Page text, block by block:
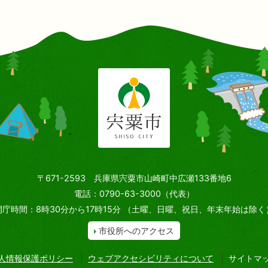
〒671-2593 兵庫県宍粟市山崎町中広瀬133番地6
電話：0790-63-3000（代表）
庁時間：8時30分から17時15分
（土曜、日曜、祝日、年末年始は除く
市役所へのアクセス
情報保護ポリシー ウェブアクセシビリティについて サイトマ